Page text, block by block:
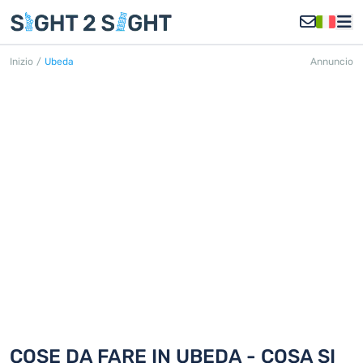
Inizio / Ubeda Annuncio
COSE DA FARE IN UBEDA - COSA SI